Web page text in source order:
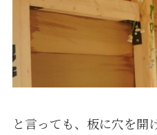
と言っても、板に穴を開